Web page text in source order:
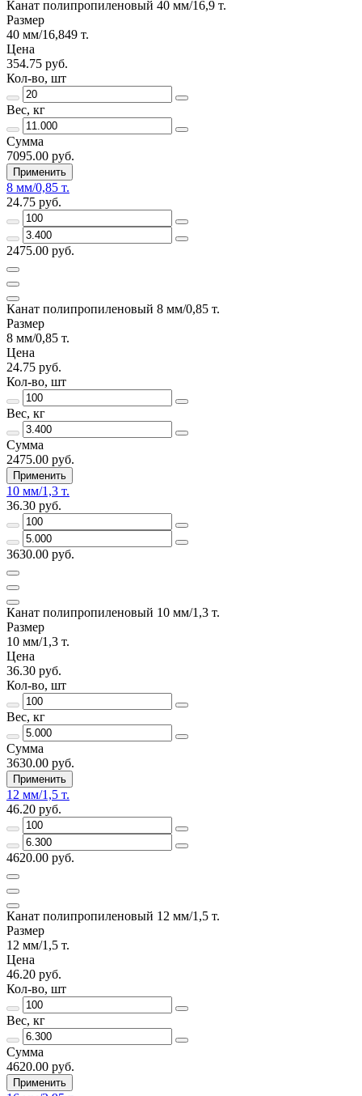
Канат полипропиленовый 40 мм/16,9 т.
Размер
40 мм/16,849 т.
Цена
354.75 руб.
Кол-во, шт
Вес, кг
Сумма
7095.00 руб.
Применить
8 мм/0,85 т.
24.75 руб.
2475.00 руб.
Канат полипропиленовый 8 мм/0,85 т.
Размер
8 мм/0,85 т.
Цена
24.75 руб.
Кол-во, шт
Вес, кг
Сумма
2475.00 руб.
Применить
10 мм/1,3 т.
36.30 руб.
3630.00 руб.
Канат полипропиленовый 10 мм/1,3 т.
Размер
10 мм/1,3 т.
Цена
36.30 руб.
Кол-во, шт
Вес, кг
Сумма
3630.00 руб.
Применить
12 мм/1,5 т.
46.20 руб.
4620.00 руб.
Канат полипропиленовый 12 мм/1,5 т.
Размер
12 мм/1,5 т.
Цена
46.20 руб.
Кол-во, шт
Вес, кг
Сумма
4620.00 руб.
Применить